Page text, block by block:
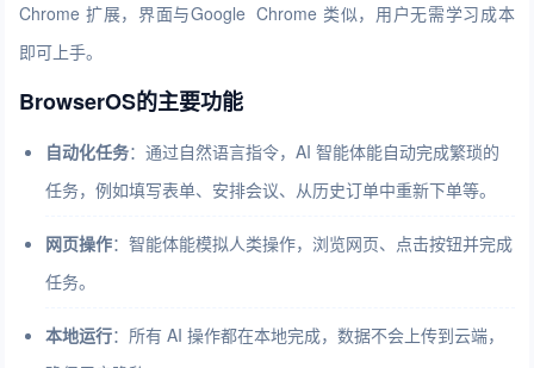
Chrome 扩展，界面与Google Chrome 类似，用户无需学习成本
即可上手。
BrowserOS的主要功能
自动化任务：通过自然语言指令，AI 智能体能自动完成繁琐的
任务，例如填写表单、安排会议、从历史订单中重新下单等。
网页操作：智能体能模拟人类操作，浏览网页、点击按钮并完成
任务。
本地运行：所有 AI 操作都在本地完成，数据不会上传到云端，